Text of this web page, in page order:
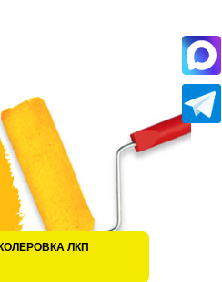
КОЛЕРОВКА ЛКП